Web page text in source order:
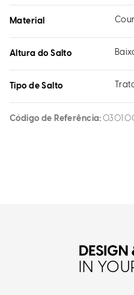
Material
Altura do Salto
Tipo de Salto
Código de Referência
IN